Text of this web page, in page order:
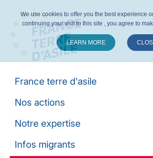
France terre d'asile
Nos actions
Notre expertise
Infos migrants
We use cookies to offer you the best experience
continuing your visit to this site , you agree to
LEARN MORE